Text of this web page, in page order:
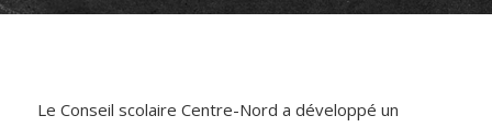
Le Conseil scolaire Centre-Nord a développé un